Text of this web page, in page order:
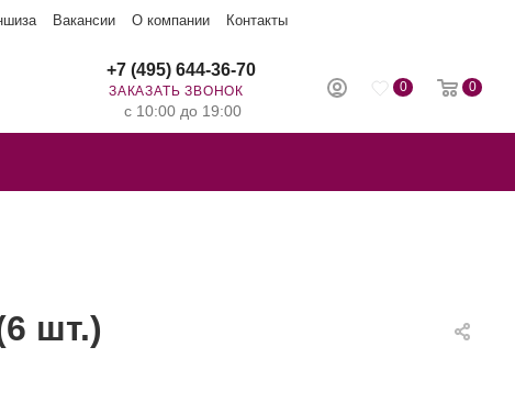
Вакансии О компании Контакты
0 0
+7 (495) 644-36-70
ЗАКАЗАТЬ ЗВОНОК
с 10:00 до 19:00
шт.)